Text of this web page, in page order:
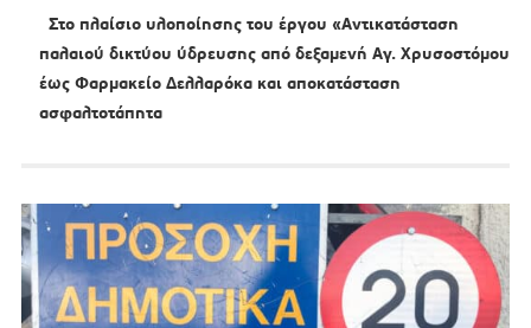
Στο πλαίσιο υλοποίησης του έργου «Αντικατάσταση
παλαιού δικτύου ύδρευσης από δεξαμενή Αγ. Χρυσοστόμου
έως Φαρμακείο Δελλαρόκα και αποκατάσταση
ασφαλτοτάπητα